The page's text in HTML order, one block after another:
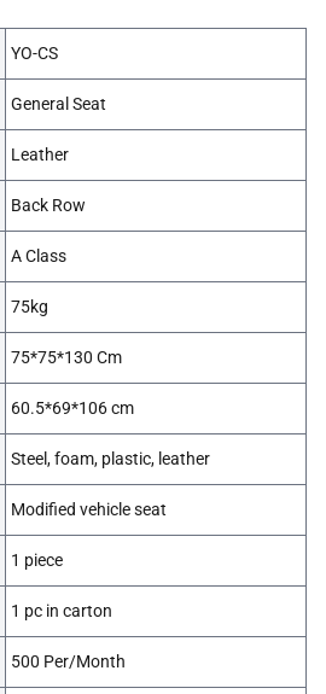
YO-CS
General Seat
Leather
Back Row
A Class
75kg
75*75*130 Cm
60.5*69*106 cm
Steel, foam, plastic, leather
Modified vehicle seat
1 piece
1 pc in carton
500 Per/Month